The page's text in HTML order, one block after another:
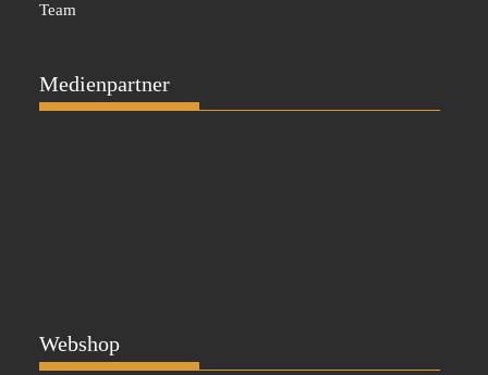
Team
Medienpartner
Webshop